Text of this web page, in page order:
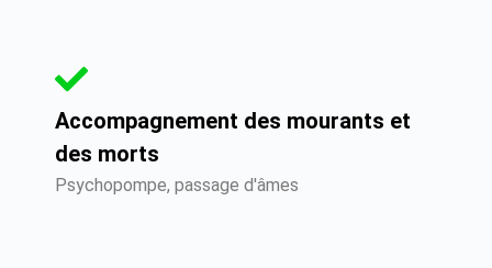
Accompagnement des mourants et
des morts
Psychopompe, passage d'âmes